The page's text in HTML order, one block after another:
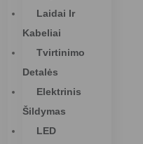
Laidai Ir
Kabeliai
Tvirtinimo
Detalės
Elektrinis
Šildymas
LED